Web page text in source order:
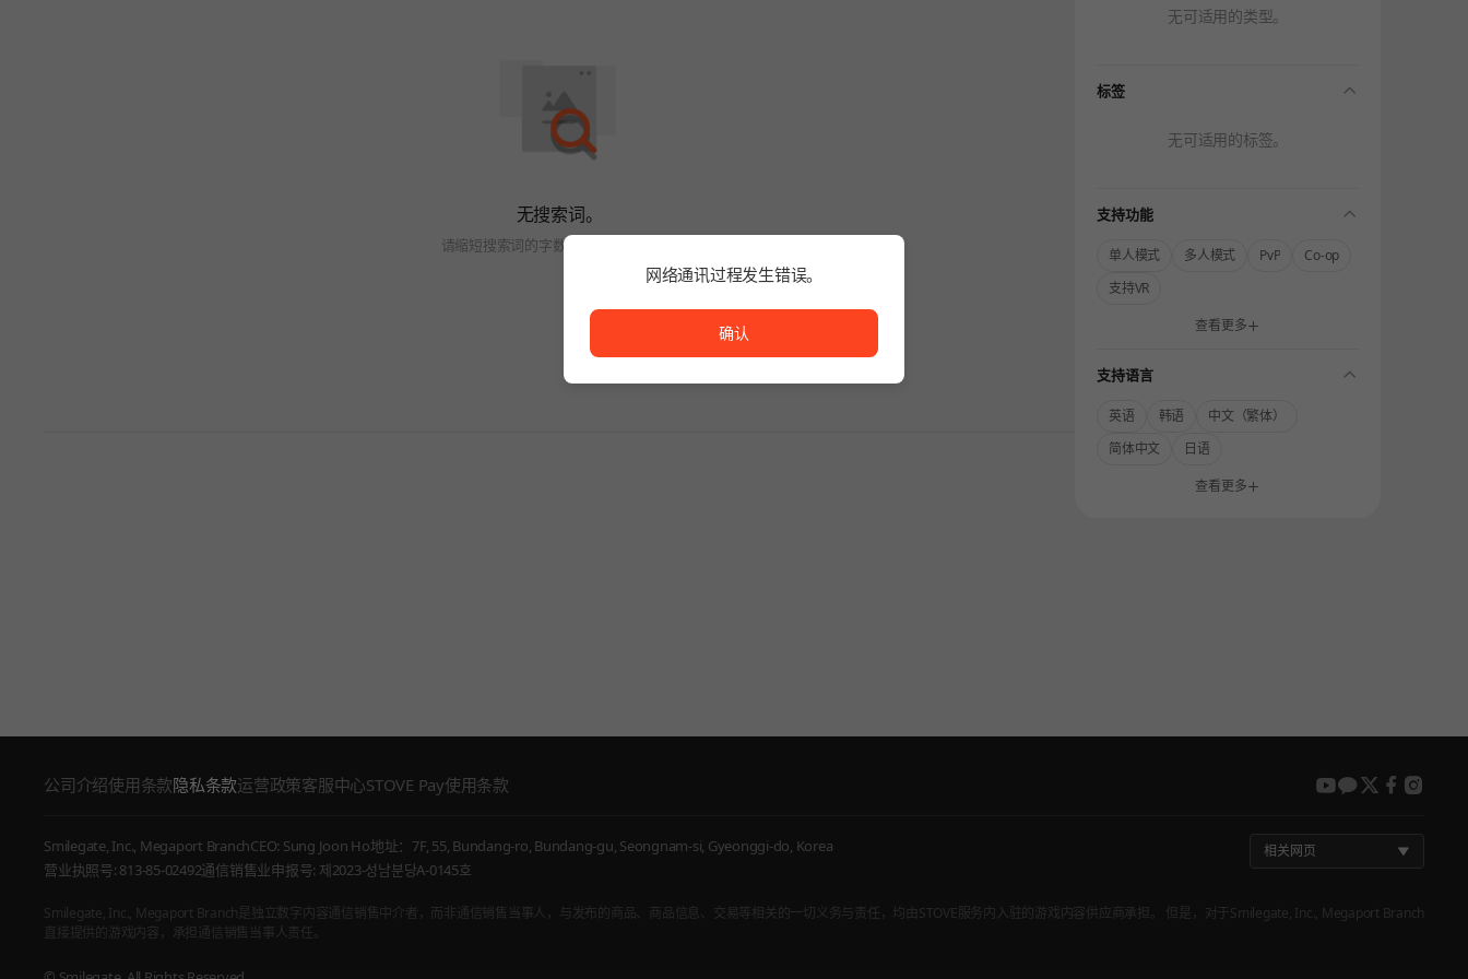
无搜索词。
请缩短搜索词的字数或变更筛选条件。
无可适用的类型。
标签 folding
无可适用的标签。
支持功能 folding
单人模式 多人模式 PvP
Co-op
支持VR
查看更多
支持语言 folding
英语 韩语
中文（繁体）
简体中文
日语
查看更多
公司介绍使用条款隐私条款运营政策客服中心STOVE Pay使用条款 youtube
kakao
twitter
Smilegate, Inc., Megaport BranchCEO: Sung Joon Ho地址：7F, 55, Bundang-ro, Bundang-gu, Seongnam-si, Gyeonggi-do, Korea
营业执照号: 813-85-02492通信销售业申报号: 제2023-성남분당A-0145호
相关网页
Smilegate, Inc., Megaport Branch是独立数字内容通信销售中介者，而非通信销售当事人，与发布的商品、商品信息、交易等相关的一切义务与责任，均由STOVE服务内入驻的游戏内容供应商承担。 但是，对于Smilegate, Inc., Megaport Branch
直接提供的游戏内容，承担通信销售当事人责任。
网络通讯过程发生错误。
确认